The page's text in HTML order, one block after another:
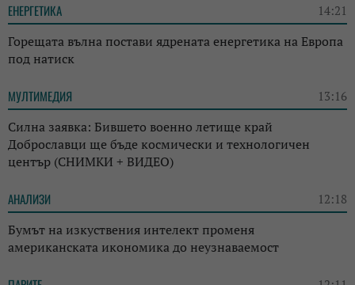
ЕНЕРГЕТИКА 14:21
Горещата вълна постави ядрената енергетика на Европа
под натиск
МУЛТИМЕДИЯ 13:16
Силна заявка: Бившето военно летище край
Доброславци ще бъде космически и технологичен
център (СНИМКИ + ВИДЕО)
АНАЛИЗИ 12:18
Бумът на изкуствения интелект променя
американската икономика до неузнаваемост